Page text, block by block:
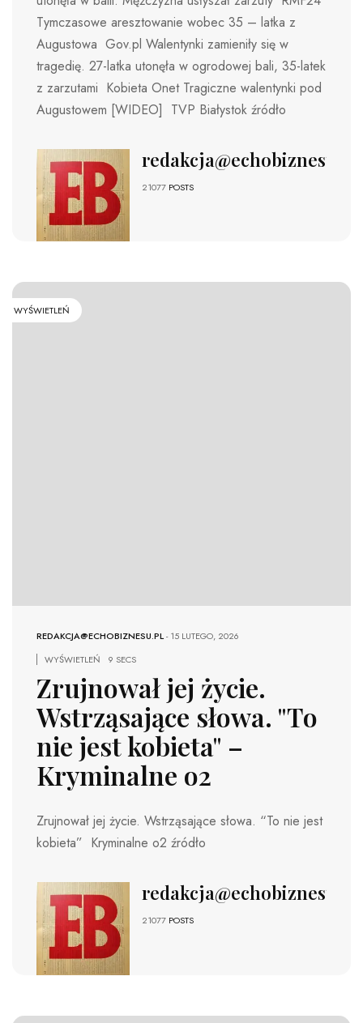
Tymczasowe aresztowanie wobec 35 – latka z
Augustowa Gov.pl Walentynki zamieniły się w
tragedię. 27-latka utonęła w ogrodowej bali, 35-latek
z zarzutami Kobieta Onet Tragiczne walentynki pod
Augustowem [WIDEO] TVP Białystok źródło
redakcja@echobiznesu.pl
21077 POSTS
WYŚWIETLEŃ
REDAKCJA@ECHOBIZNESU.PL-15 LUTEGO, 2026
WYŚWIETLEŃ
9 SECS
Zrujnował jej życie.
Wstrząsające słowa. "To
nie jest kobieta" –
Kryminalne o2
Zrujnował jej życie. Wstrząsające słowa. “To nie jest
kobieta” Kryminalne o2 źródło
redakcja@echobiznesu.pl
21077 POSTS